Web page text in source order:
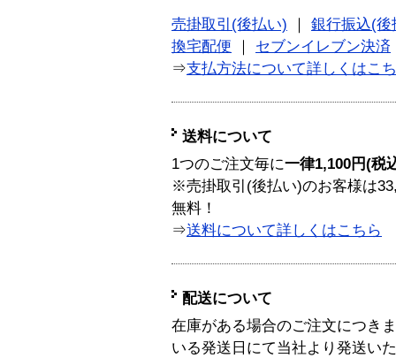
売掛取引(後払い)
銀行振込(後
換宅配便
セブンイレブン決済
⇒支払方法について詳しくはこ
送料について
1つのご注文毎に一律1,100円(税
※売掛取引(後払い)のお客様は
無料！
⇒送料について詳しくはこちら
配送について
在庫がある場合のご注文につき
いる発送日にて当社より発送い